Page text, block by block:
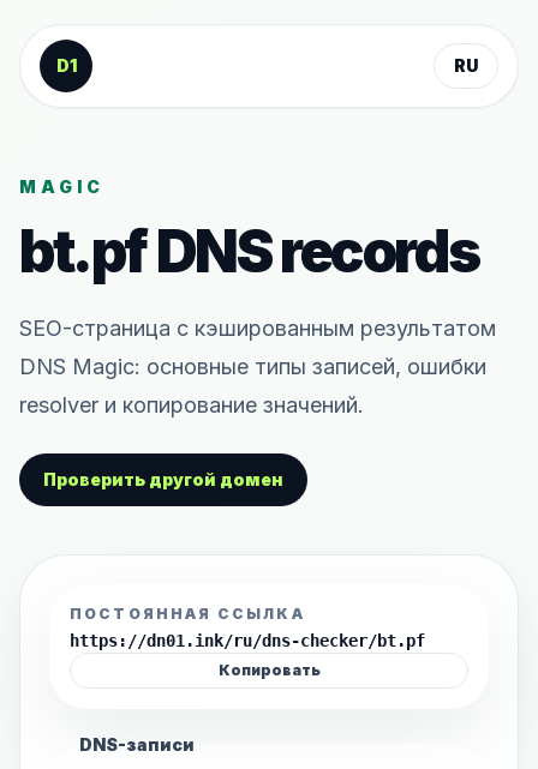
К содержанию
D1
RU
MAGIC
bt.pfDNS records
SEO-страница с кэшированным результатом
DNS Magic: основные типы записей, ошибки
resolver и копирование значений.
Проверить другой домен
ПОСТОЯННАЯ ССЫЛКА
https://dn01.ink/ru/dns-checker/bt.pf
Копировать
DNS-записи